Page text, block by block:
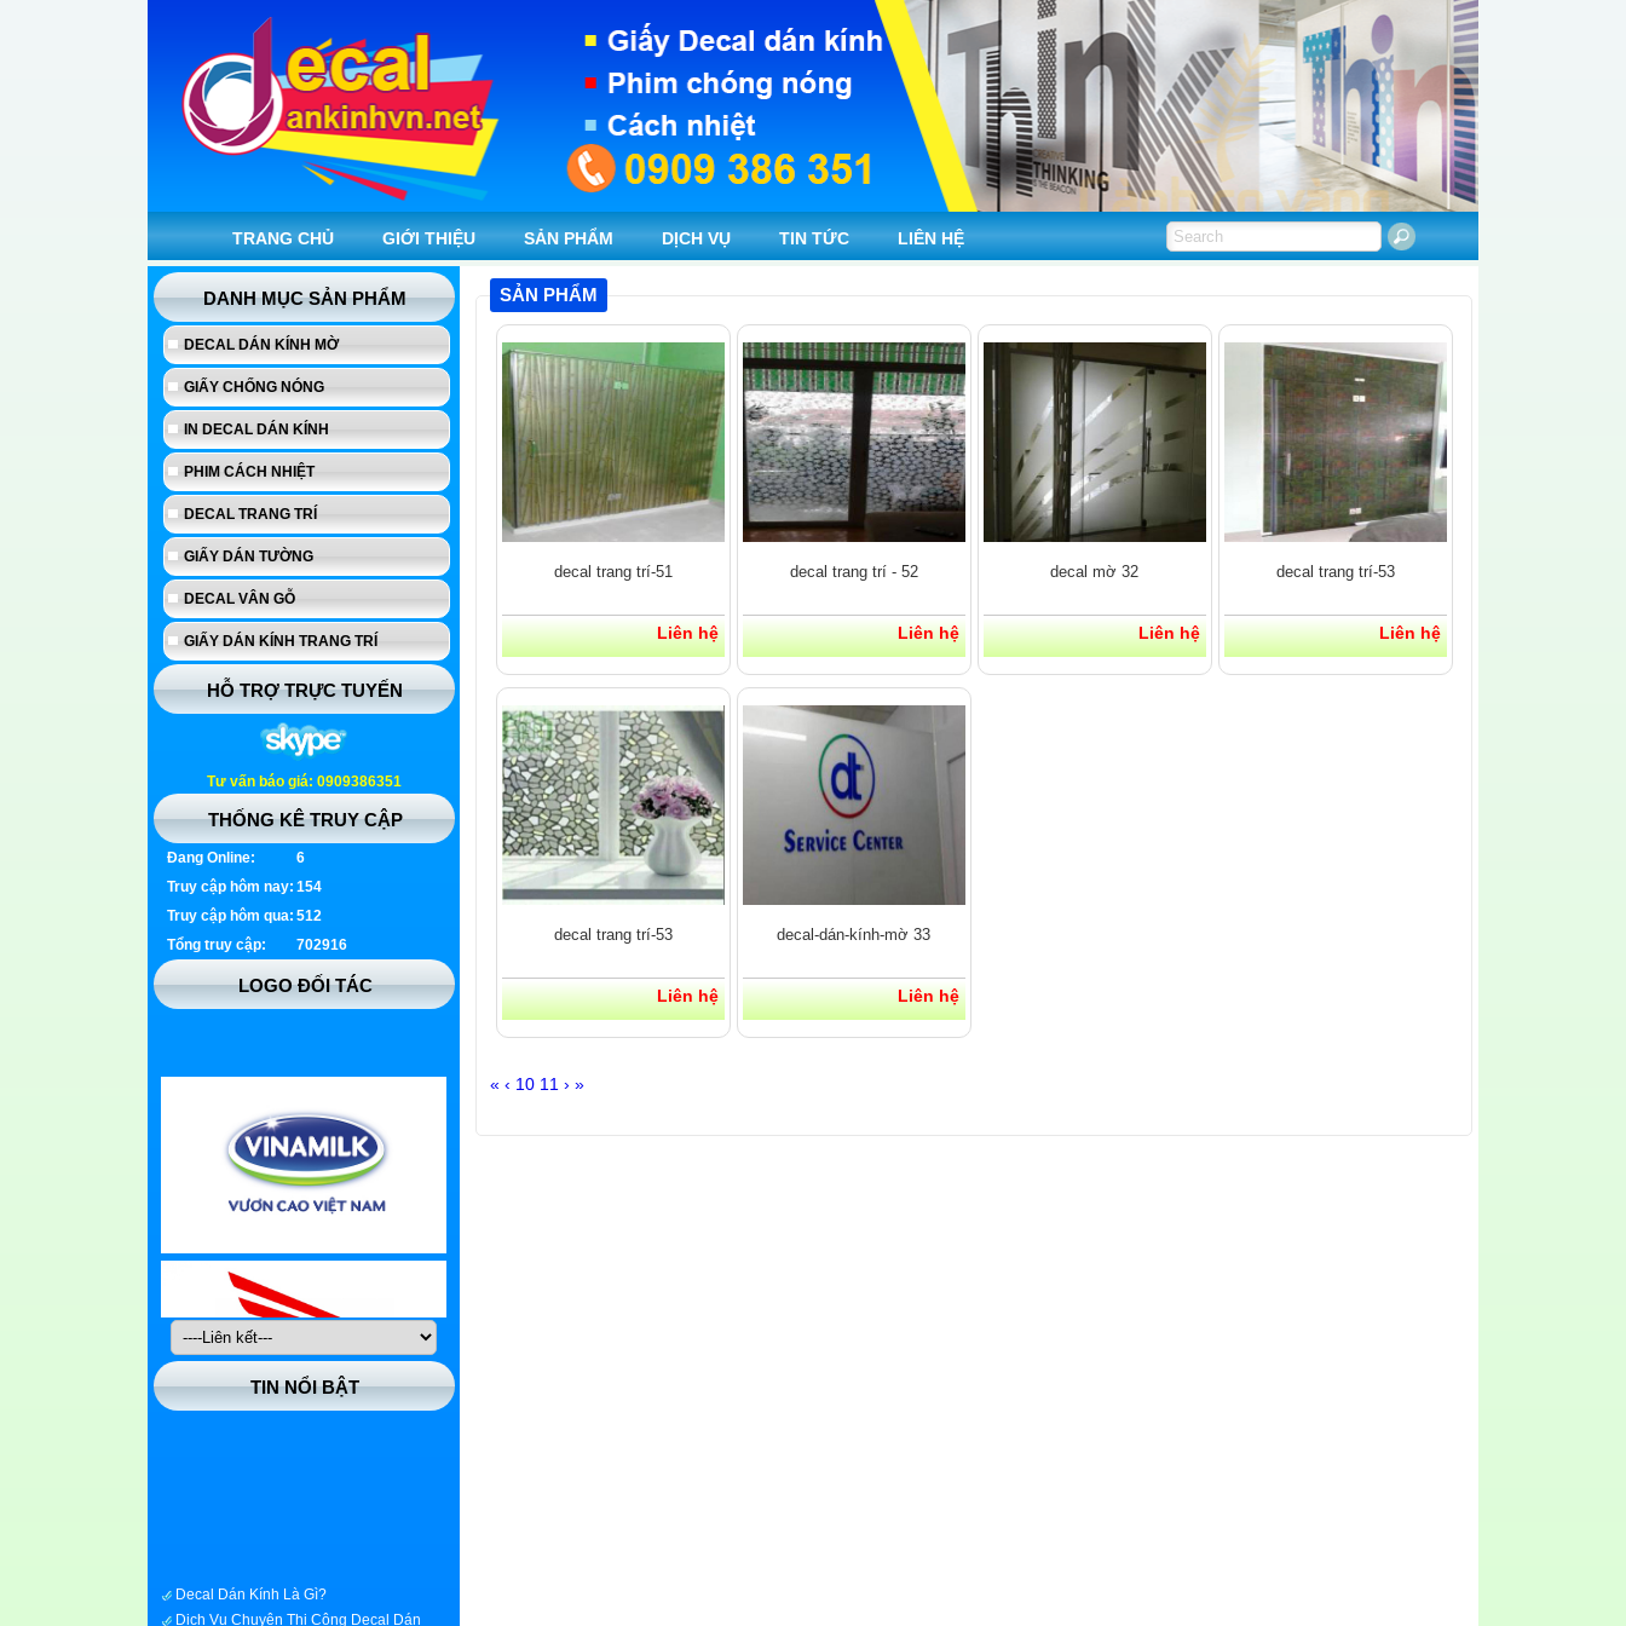
TRANG CHỦ GIỚI THIỆU SẢN PHẨM DỊCH VỤ TIN TỨC LIÊN HỆ
SẢN PHẨM
decal trang trí-51
Liên hệ
decal trang trí - 52
Liên hệ
decal mờ 32
Liên hệ
decal trang trí-53
Liên hệ
decal trang trí-53
Liên hệ
decal-dán-kính-mờ 33
Liên hệ
« ‹ 10 11 › »
DANH MỤC SẢN PHẨM
DECAL DÁN KÍNH MỜ
GIẤY CHỐNG NÓNG
IN DECAL DÁN KÍNH
PHIM CÁCH NHIỆT
DECAL TRANG TRÍ
GIẤY DÁN TƯỜNG
DECAL VÂN GỖ
GIẤY DÁN KÍNH TRANG TRÍ
HỖ TRỢ TRỰC TUYẾN
Tư vấn báo giá: 0909386351
THỐNG KÊ TRUY CẬP
Đang Online:
6
Truy cập hôm nay: 154
Truy cập hôm qua: 512
Tổng truy cập:
702916
LOGO ĐỐI TÁC
TIN NỔI BẬT